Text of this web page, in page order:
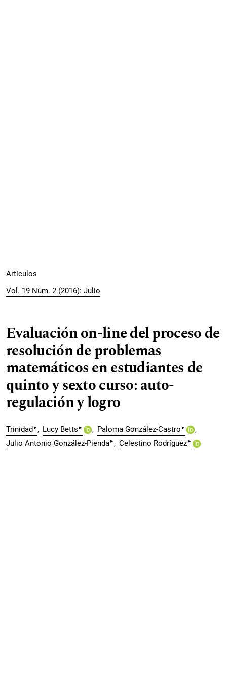
Artículos
Vol. 19 Núm. 2 (2016): Julio
Evaluación on-line del proceso de
resolución de problemas
matemáticos en estudiantes de
quinto y sexto curso: auto-
regulación y logro
Trinidad▸ Lucy Betts ▸ Paloma González-Castro ▸
Julio Antonio González-Pienda▸ Celestino Rodríguez▸